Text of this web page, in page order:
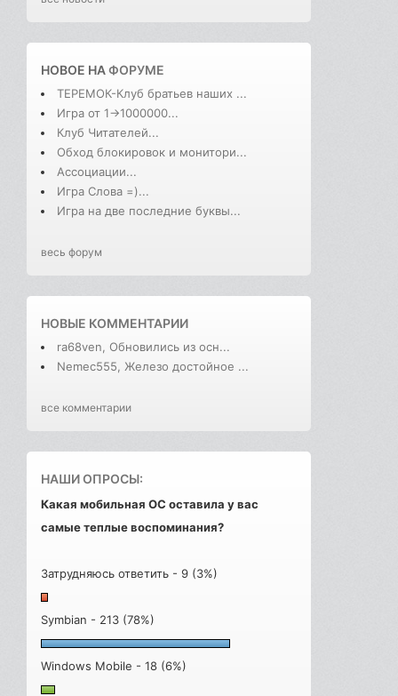
НОВОЕ НАФОРУМЕ
ТЕРЕМОК-Клуб братьев наших ...
Игра от 1->1000000...
Клуб Читателей...
Обход блокировок и монитори...
Ассоциации...
Игра Слова =)...
Игра на две последние буквы...
весь форум
НОВЫЕ КОММЕНТАРИИ
ra68ven, Обновились из осн...
Nemec555, Железо достойное ...
все комментарии
НАШИ ОПРОСЫ:
Какая мобильная ОС оставила у вас
самые теплые воспоминания?
Затрудняюсь ответить - 9 (3%)
Symbian - 213 (78%)
Windows Mobile - 18 (6%)